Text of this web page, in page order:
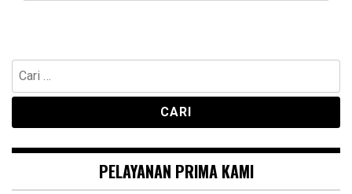
Cari
untuk:
PELAYANAN PRIMA KAMI